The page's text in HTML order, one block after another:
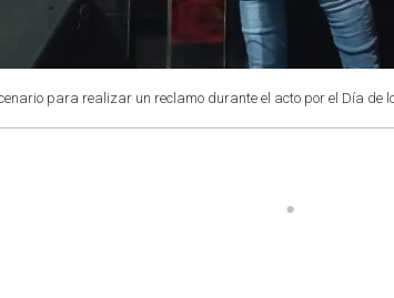
para realizar un reclamo durante el acto por el Día de